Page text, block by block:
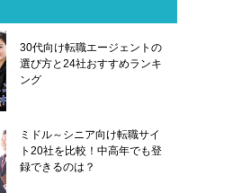
30代向け転職エージェントの
選び方と24社おすすめランキ
ング
ミドル～シニア向け転職サイ
ト20社を比較！中高年でも登
録できるのは？